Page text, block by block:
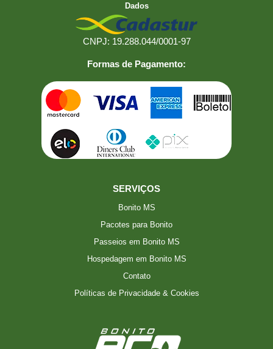
Dados
CNPJ: 19.288.044/0001-97
Formas de Pagamento:
SERVIÇOS
Bonito MS
Pacotes para Bonito
Passeios em Bonito MS
Hospedagem em Bonito MS
Contato
Políticas de Privacidade & Cookies